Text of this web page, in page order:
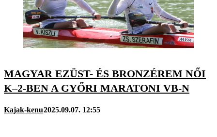
MAGYAR EZÜST- ÉS BRONZÉREM NŐI
K–2-BEN A GYŐRI MARATONI VB-N
Kajak-kenu2025.09.07. 12:55